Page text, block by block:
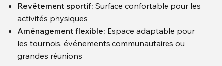
Revêtement sportif:Surface confortable pour les
activités physiques
Aménagement flexible: Espace adaptable pour
les tournois, événements communautaires ou
grandes réunions